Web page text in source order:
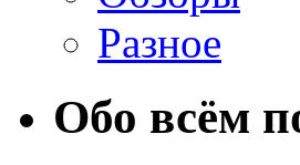
Разное
Обо всём